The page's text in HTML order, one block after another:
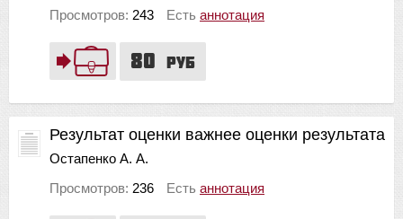
80 руб
Просмотров: 243 Есть аннотация
Результат оценки важнее оценки результата
Остапенко А. А.
Просмотров: 236 Есть аннотация